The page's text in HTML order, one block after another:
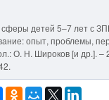
детей 5–7 лет с
опыт, проблемы,
О. Н. Широков [и др.].